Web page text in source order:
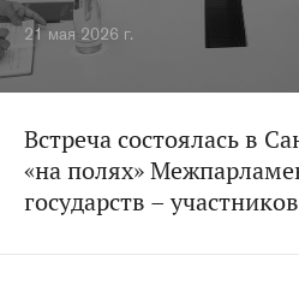
21 мая 2026 г.
Встреча состоялась в
«на полях»
государств –